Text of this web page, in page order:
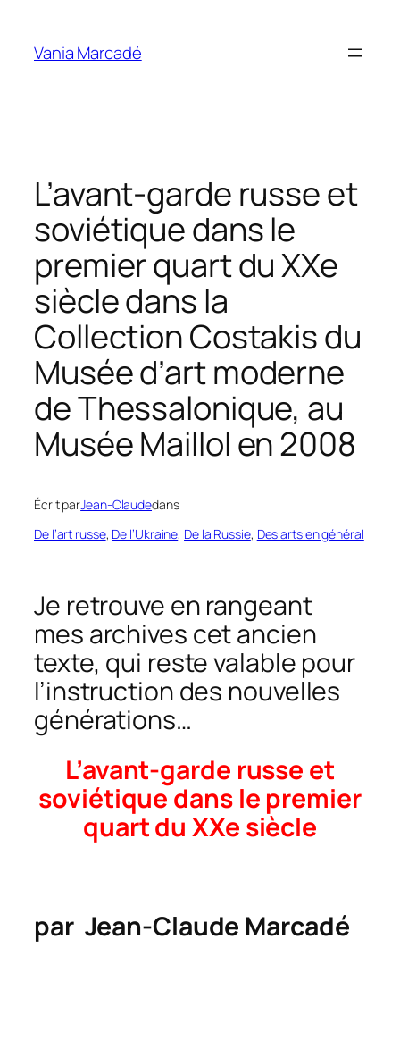
contenu
Vania Marcadé
L’avant-garde russe et
soviétique dans le
premier quart du XXe
siècle dans la
Collection Costakis du
Musée d’art moderne
de Thessalonique, au
Musée Maillol en 2008
Écrit parJean-Claudedans
De l’art russe, De l’Ukraine, De la Russie, Des arts en général
Je retrouve en rangeant
mes archives cet ancien
texte, qui reste valable pour
l’instruction des nouvelles
générations…
L’avant-garde russe et
soviétique dans le premier
quart du XXe siècle
par Jean-Claude Marcadé